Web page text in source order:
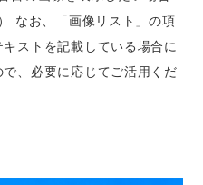
なお、「画像リスト」の項
ストを記載している場合に
、必要に応じてご活用くだ